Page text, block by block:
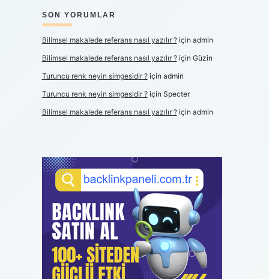
SON YORUMLAR
Bilimsel makalede referans nasıl yazılır ?için admin
Bilimsel makalede referans nasıl yazılır ?için Güzin
Turuncu renk neyin simgesidir ?için admin
Turuncu renk neyin simgesidir ?için Specter
Bilimsel makalede referans nasıl yazılır ?için admin